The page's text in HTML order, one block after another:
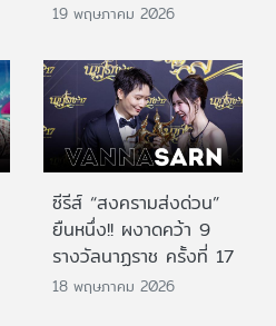
19 พฤษภาคม 2026
ซีรีส์ “สงครามส่งด่วน”
ยืนหนึ่ง!! ผงาดคว้า 9
รางวัลนาฏราช ครั้งที่ 17
18 พฤษภาคม 2026